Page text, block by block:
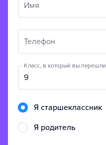
Имя
Телефон
Класс, в который вы перешли
9
Я старшеклассник
Я родитель